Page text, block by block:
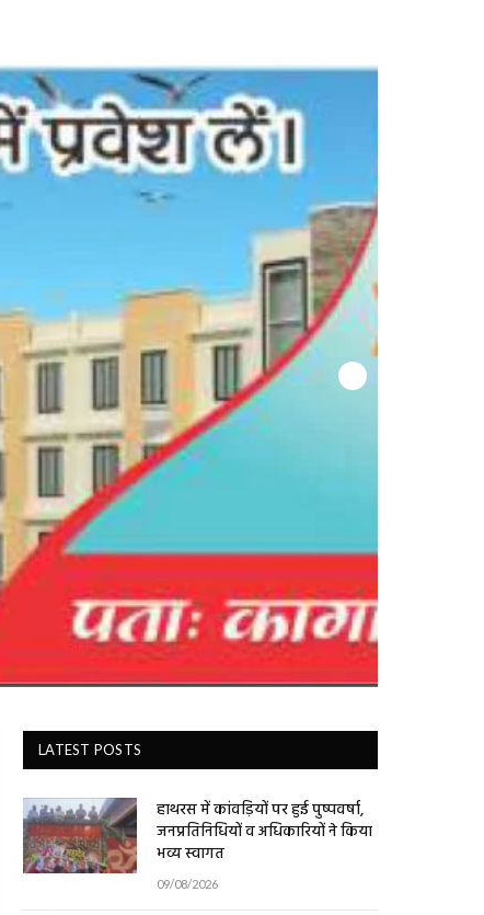
LATEST POSTS
हाथरस में कांवड़ियों पर हुई पुष्पवर्षा,
जनप्रतिनिधियों व अधिकारियों ने किया
भव्य स्वागत
09/08/2026